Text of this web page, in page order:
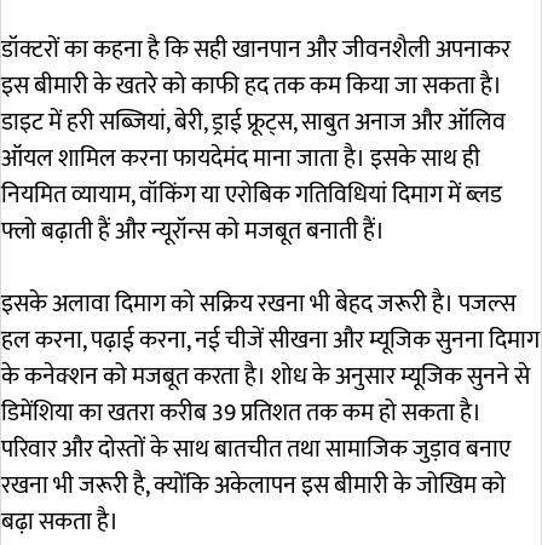
डॉक्टरों का कहना है कि सही खानपान और जीवनशैली अपनाकर
इस बीमारी के खतरे को काफी हद तक कम किया जा सकता है।
डाइट में हरी सब्जियां, बेरी, ड्राई फ्रूट्स, साबुत अनाज और ऑलिव
ऑयल शामिल करना फायदेमंद माना जाता है। इसके साथ ही
नियमित व्यायाम, वॉकिंग या एरोबिक गतिविधियां दिमाग में ब्लड
फ्लो बढ़ाती हैं और न्यूरॉन्स को मजबूत बनाती हैं।
इसके अलावा दिमाग को सक्रिय रखना भी बेहद जरूरी है। पजल्स
हल करना, पढ़ाई करना, नई चीजें सीखना और म्यूजिक सुनना दिमाग
के कनेक्शन को मजबूत करता है। शोध के अनुसार म्यूजिक सुनने से
डिमेंशिया का खतरा करीब 39 प्रतिशत तक कम हो सकता है।
परिवार और दोस्तों के साथ बातचीत तथा सामाजिक जुड़ाव बनाए
रखना भी जरूरी है, क्योंकि अकेलापन इस बीमारी के जोखिम को
बढ़ा सकता है।